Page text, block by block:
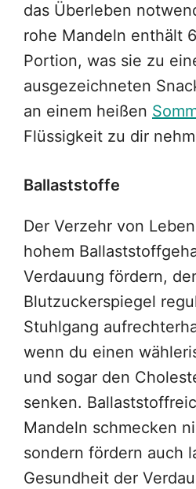
das Überleben
rohe Mandeln enthält
Portion, was sie zu
ausgezeichneten
an einem heißen
Flüssigkeit zu dir
Ballaststoffe
Der Verzehr von
hohem
Verdauung fördern,
Blutzuckerspiegel
Stuhlgang
wenn du einen
und sogar den
senken.
Mandeln schmecken
sondern fördern auch
Gesundheit der